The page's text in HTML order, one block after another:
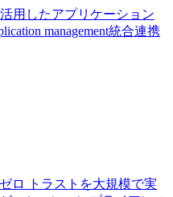
用したアプリケーション
management統合連携
ゼロ トラストを大規模で実